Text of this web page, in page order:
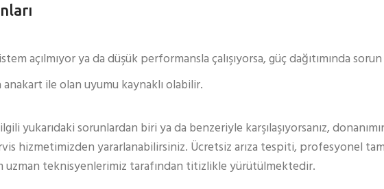
açılmıyor ya da düşük performansla çalışıyorsa, güç dağıtımında
ile olan uyumu kaynaklı olabilir.
yukarıdaki sorunlardan biri ya da benzeriyle karşılaşıyorsanız,
hizmetimizden yararlanabilirsiniz. Ücretsiz arıza tespiti, profesyonel
teknisyenlerimiz tarafından titizlikle yürütülmektedir.